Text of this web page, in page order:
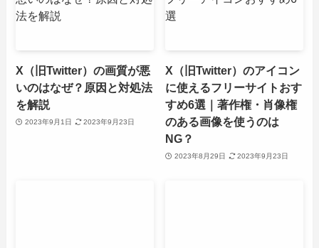
X（旧Twitter）の画質が悪
いのはなぜ？原因と対処法
を解説
2023年9月1日 2023年9月23日
X（旧Twitter）のアイコン
に使えるフリーサイトおす
すめ6選｜著作権・肖像権
のある画像を使うのは
NG？
2023年8月29日 2023年9月23日